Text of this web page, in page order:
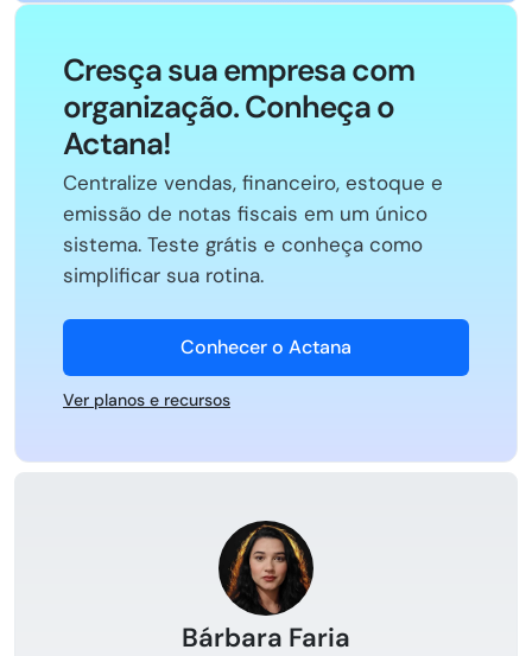
Cresça sua empresa com
organização. Conheça o
Actana!
Centralize vendas, financeiro, estoque e
emissão de notas fiscais em um único
sistema. Teste grátis e conheça como
simplificar sua rotina.
Conhecer o Actana
Ver planos e recursos
Bárbara Faria